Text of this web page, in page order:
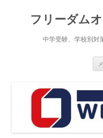
フリーダム
中学受験、学校別対